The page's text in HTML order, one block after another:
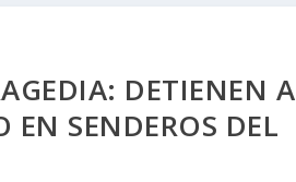
DETIENEN A
EN SENDEROS DEL